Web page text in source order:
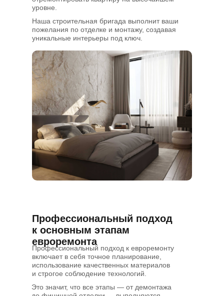
уровне.
Наша строительная бригада выполнит ваши
пожелания по отделке и монтажу, создавая
уникальные интерьеры под ключ.
Профессиональный подход
к основным этапам
евроремонта
Профессиональный подход к евроремонту
включает в себя точное планирование,
использование качественных материалов
и строгое соблюдение технологий.
Это значит, что все этапы — от демонтажа